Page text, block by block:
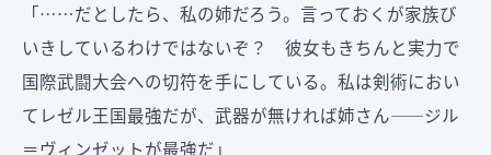
「……だとしたら、私の姉だろう。言っておくが家族び
いきしているわけではないぞ？ 彼女もきちんと実力で
国際武闘大会への切符を手にしている。私は剣術におい
てレゼル王国最強だが、武器が無ければ姉さん――ジル
＝ヴィンゼットが最強だ」